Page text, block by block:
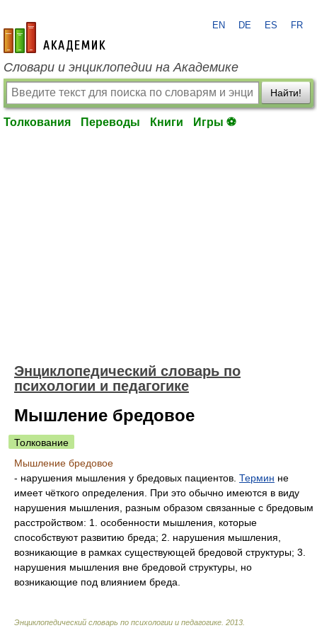
academic.ru
EN DE ES FR
Словари и энциклопедии на Академике
Найти!
Толкования Переводы Книги Игры ⚽
Энциклопедический словарь по
психологии и педагогике
Мышление бредовое
Толкование
Мышление бредовое
- нарушения мышления у бредовых пациентов. Термин не
имеет чёткого определения. При это обычно имеются в виду
нарушения мышления, разным образом связанные с бредовым
расстройством: 1. особенности мышления, которые
способствуют развитию бреда; 2. нарушения мышления,
возникающие в рамках существующей бредовой структуры; 3.
нарушения мышления вне бредовой структуры, но
возникающие под влиянием бреда.
Энциклопедический словарь по психологии и педагогике 2013